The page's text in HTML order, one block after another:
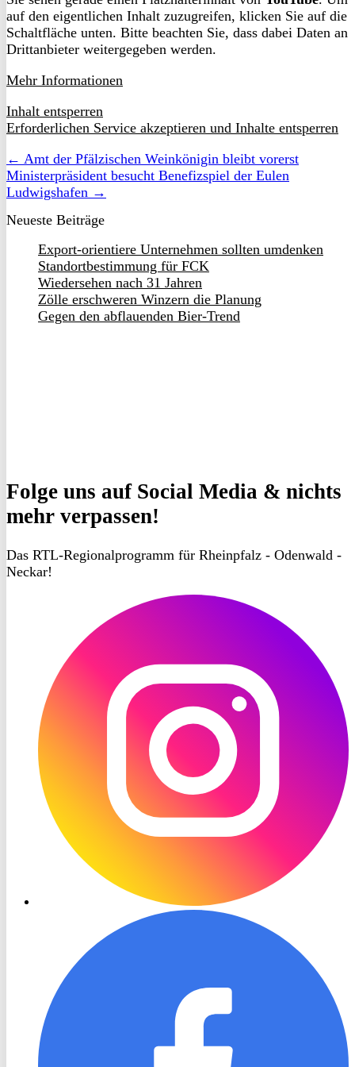
auf den eigentlichen Inhalt zuzugreifen, klicken Sie auf die
Schaltfläche unten. Bitte beachten Sie, dass dabei Daten an
Drittanbieter weitergegeben werden.
Mehr Informationen
Inhalt entsperren
Erforderlichen Service akzeptieren und Inhalte entsperren
← Amt der Pfälzischen Weinkönigin bleibt vorerst
Ministerpräsident besucht Benefizspiel der Eulen
Ludwigshafen →
Neueste Beiträge
Export-orientiere Unternehmen sollten umdenken
Standortbestimmung für FCK
Wiedersehen nach 31 Jahren
Zölle erschweren Winzern die Planung
Gegen den abflauenden Bier-Trend
Folge uns auf Social Media & nichts
mehr verpassen!
Das RTL-Regionalprogramm für Rheinpfalz - Odenwald -
Neckar!
Instagram
Facebook